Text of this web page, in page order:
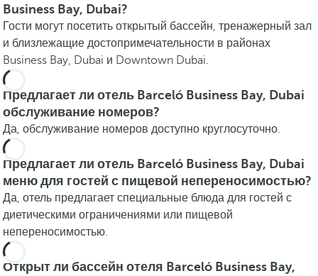
Business Bay, Dubai?
Гости могут посетить открытый бассейн, тренажерный зал
и близлежащие достопримечательности в районах
Business Bay, Dubai и Downtown Dubai.
Предлагает ли отель Barceló Business Bay, Dubai
обслуживание номеров?
Да, обслуживание номеров доступно круглосуточно.
Предлагает ли отель Barceló Business Bay, Dubai
меню для гостей с пищевой непереносимостью?
Да, отель предлагает специальные блюда для гостей с
диетическими ограничениями или пищевой
непереносимостью.
Открыт ли бассейн отеля Barceló Business Bay,